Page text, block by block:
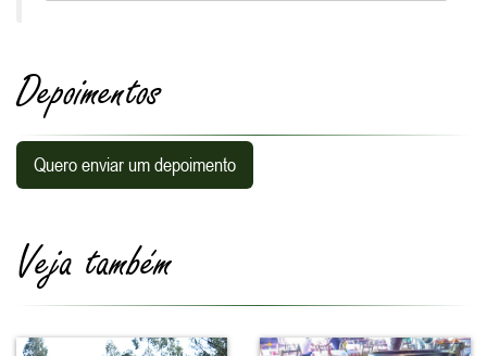
Depoimentos
Quero enviar um depoimento
Veja também